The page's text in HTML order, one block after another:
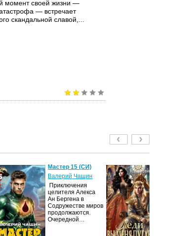
момент своей жизни —
— встречает
скандальной славой,...
Мастер 15 (СИ)
Валерий Чащин
Приключения
целителя Алекса
Ан Бергена в
Содружестве миров
продолжаются.
Очередной…